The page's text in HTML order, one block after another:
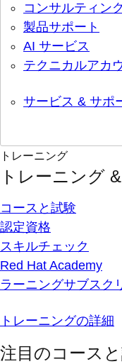
コンサルティン
製品サポート
AI サービス
テクニカルアカ
サービス & サポ
トレーニング
トレーニング
コースと試験
認定資格
スキルチェック
Red Hat Academy
ラーニングサブスク
トレーニングの詳細
注目のコース